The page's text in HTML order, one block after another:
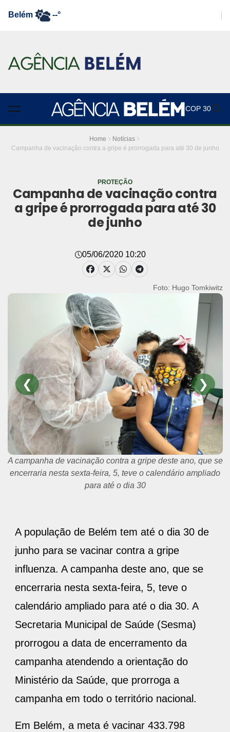
Belém --°
COP 30
Home
Notícias
Campanha de vacinação contra a gripe é prorrogada para até 30 de junho
PROTEÇÃO
Campanha de vacinação contra
a gripe é prorrogada para até 30
de junho
05/06/2020 10:20
Foto: Hugo Tomkiwitz
❮ ❯
A campanha de vacinação contra a gripe deste ano, que se
encerraria nesta sexta-feira, 5, teve o calendário ampliado
para até o dia 30
A população de Belém tem até o dia 30 de
junho para se vacinar contra a gripe
influenza. A campanha deste ano, que se
encerraria nesta sexta-feira, 5, teve o
calendário ampliado para até o dia 30. A
Secretaria Municipal de Saúde (Sesma)
prorrogou a data de encerramento da
campanha atendendo a orientação do
Ministério da Saúde, que prorroga a
campanha em todo o território nacional.
Em Belém, a meta é vacinar 433.798